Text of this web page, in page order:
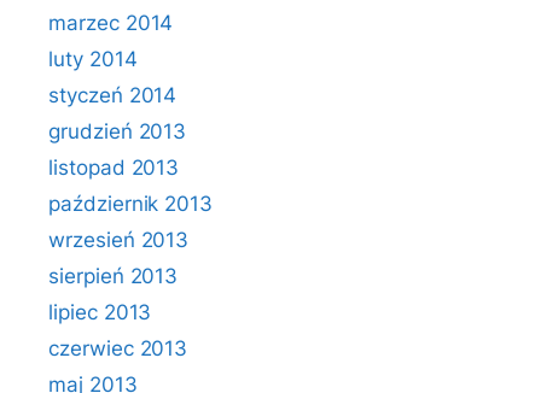
marzec 2014
luty 2014
styczeń 2014
grudzień 2013
listopad 2013
październik 2013
wrzesień 2013
sierpień 2013
lipiec 2013
czerwiec 2013
maj 2013